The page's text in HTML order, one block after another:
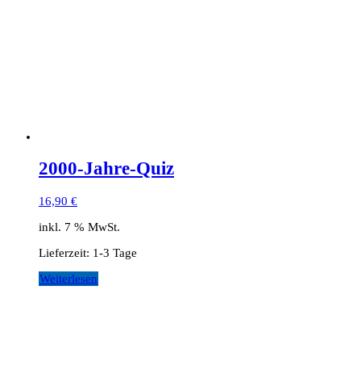
2000-Jahre-Quiz
16,90 €
inkl. 7 % MwSt.
Lieferzeit: 1-3 Tage
Weiterlesen